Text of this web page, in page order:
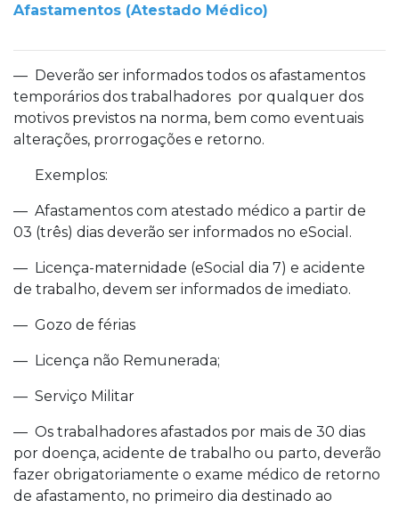
Afastamentos (Atestado Médico)
— Deverão ser informados todos os afastamentos
temporários dos trabalhadores por qualquer dos
motivos previstos na norma, bem como eventuais
alterações, prorrogações e retorno.
Exemplos:
— Afastamentos com atestado médico a partir de
03 (três) dias deverão ser informados no eSocial.
— Licença-maternidade (eSocial dia 7) e acidente
de trabalho, devem ser informados de imediato.
— Gozo de férias
— Licença não Remunerada;
— Serviço Militar
— Os trabalhadores afastados por mais de 30 dias
por doença, acidente de trabalho ou parto, deverão
fazer obrigatoriamente o exame médico de retorno
de afastamento, no primeiro dia destinado ao